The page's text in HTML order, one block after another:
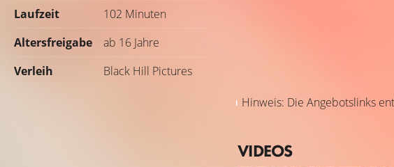
Laufzeit
102 Minuten
Altersfreigabe
ab 16 Jahre
Verleih
Black Hill Pictures
Hinweis: Die Angebotslinks
VIDEOS